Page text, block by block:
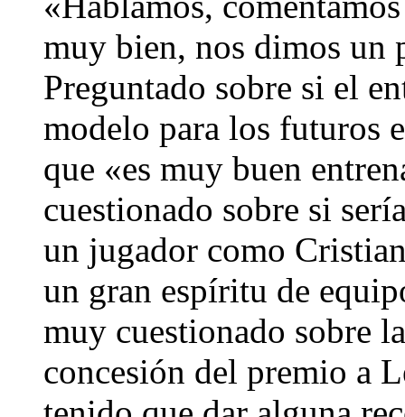
muy bien, nos dimos un
Preguntado sobre si el
modelo para los futuros
que «es muy buen
cuestionado sobre si
un jugador como
un gran espíritu de
muy cuestionado sobre
concesión del premio a